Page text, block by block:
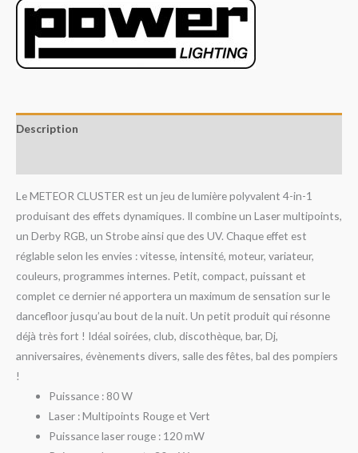
Description
Le METEOR CLUSTER est un jeu de lumière polyvalent 4-in-1
produisant des effets dynamiques. Il combine un Laser multipoints,
un Derby RGB, un Strobe ainsi que des UV. Chaque effet est
réglable selon les envies : vitesse, intensité, moteur, variateur,
couleurs, programmes internes. Petit, compact, puissant et
complet ce dernier né apportera un maximum de sensation sur le
dancefloor jusqu’au bout de la nuit. Un petit produit qui résonne
déjà très fort ! Idéal soirées, club, discothèque, bar, Dj,
anniversaires, évènements divers, salle des fêtes, bal des pompiers
!
Puissance : 80 W
Laser : Multipoints Rouge et Vert
Puissance laser rouge : 120 mW